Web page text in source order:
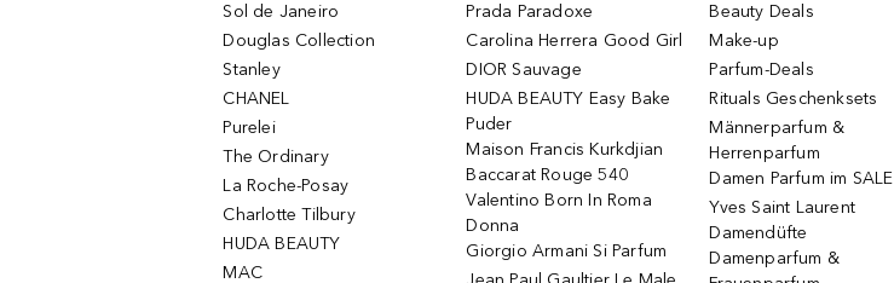
Sol de Janeiro
Douglas Collection
Stanley
CHANEL
Purelei
The Ordinary
La Roche-Posay
Charlotte Tilbury
HUDA BEAUTY
MAC
Prada Paradoxe
Carolina Herrera Good Girl
DIOR Sauvage
HUDA BEAUTY Easy Bake
Puder
Maison Francis Kurkdjian
Baccarat Rouge 540
Valentino Born In Roma
Donna
Giorgio Armani Si Parfum
Beauty Deals
Make-up
Parfum-Deals
Rituals Geschenksets
Männerparfum &
Herrenparfum
Damen Parfum im SALE
Yves Saint Laurent
Damendüfte
Damenparfum &